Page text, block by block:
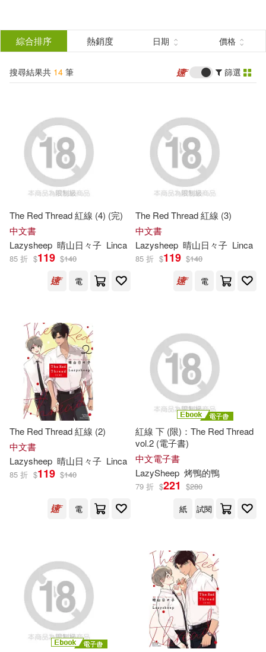
結
分類 (單選)
所有商品(14) 圖書(7)
電子書(7)
作者 (可複選)
Lazysheep(9) 晴山日々子(8)
LazySheep(5)
台灣角川(8) 平心出版(5)
Ingram(1)
配送方式 (可複選)
可超商取貨(7) 可海外宅配(5)
可港澳店取(5)
可菲律賓店取(5)
電子書 (可複選)
綜合排序 熱銷度 日期 價格
搜尋結果共 14 筆 篩選
The Red Thread 紅線 (4) (完)
中文書
Lazysheep 晴山日々子 Linca
85 折 $119 $140
電
The Red Thread 紅線 (3)
中文書
Lazysheep 晴山日々子 Linca
85 折 $119 $140
電
The Red Thread 紅線 (2)
中文書
Lazysheep 晴山日々子 Linca
85 折 $119 $140
電
紅線 下 (限)：The Red Thread
vol.2 (電子書)
中文電子書
LazySheep 烤鴨的鴨
79 折 $221 $280
紙
試閱